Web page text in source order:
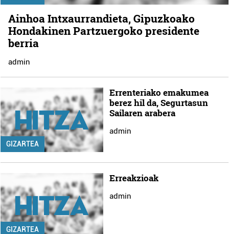
Ainhoa Intxaurrandieta, Gipuzkoako
Hondakinen Partzuergoko presidente
berria
admin
GIZARTEA
Errenteriako emakumea
berez hil da, Segurtasun
Sailaren arabera
admin
GIZARTEA
Erreakzioak
admin